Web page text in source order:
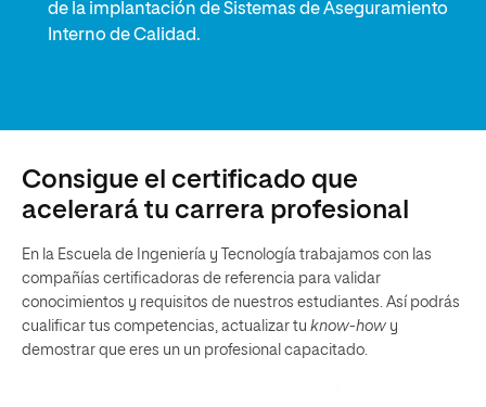
de la implantación de Sistemas de Aseguramiento
Interno de Calidad.
Consigue el certificado que
acelerará tu carrera profesional
En la Escuela de Ingeniería y Tecnología trabajamos con las
compañías certificadoras de referencia para validar
conocimientos y requisitos de nuestros estudiantes. Así podrás
cualificar tus competencias, actualizar tu know-how y
demostrar que eres un un profesional capacitado.